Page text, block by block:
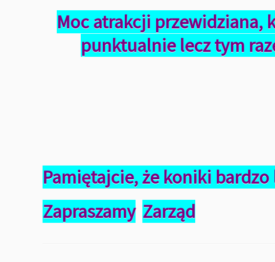
Moc atrakcji przewidziana,
punktualnie lecz tym
Pamiętajcie, że koniki
Zapraszamy Zarząd